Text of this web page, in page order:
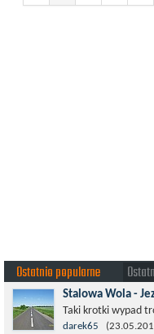
Ostatnio popularne
Stalowa Wola -
Taki krotki wypad
której już nie ma ,
darek65